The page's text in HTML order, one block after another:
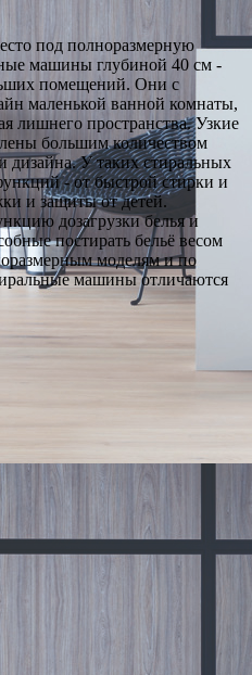
под полноразмерную
машины глубиной 40 см -
помещений. Они с
маленькой ванной комнаты,
лишнего пространства. Узкие
большим количеством
дизайна. У таких стиральных
- от быстрой стирки и
и защиты от детей.
дозагрузки белья и
постирать бельё весом
моделям и по
машины отличаются